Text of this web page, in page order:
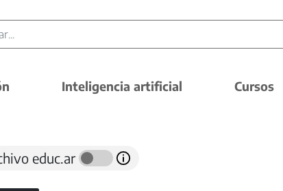
Inteligencia artificial Cursos
educ.ar